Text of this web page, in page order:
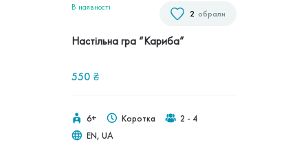
обрали
2
В наявностi
Настільна гра “Кариба”
550 ₴
6+ Коротка
2 - 4
EN, UA